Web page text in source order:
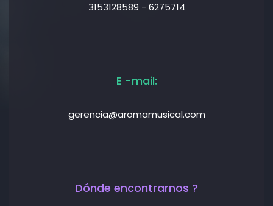
3153128589 - 6275714
E -mail:
gerencia@aromamusical.com
Dónde encontrarnos ?